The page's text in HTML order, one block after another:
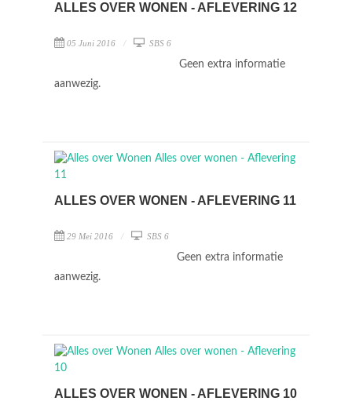
ALLES OVER WONEN - AFLEVERING 12
05 Juni 2016 SBS 6
Geen extra informatie
aanwezig.
ALLES OVER WONEN - AFLEVERING 11
29 Mei 2016 SBS 6
Geen extra informatie
aanwezig.
ALLES OVER WONEN - AFLEVERING 10